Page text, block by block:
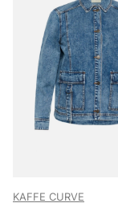
KAFFE CURVE